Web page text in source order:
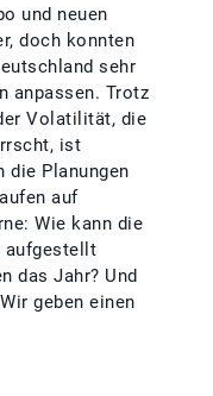
und neuen
doch konnten
sehr
anpassen. Trotz
Volatilität, die
ist
die Planungen
auf
Wie kann die
aufgestellt
das Jahr? Und
geben einen